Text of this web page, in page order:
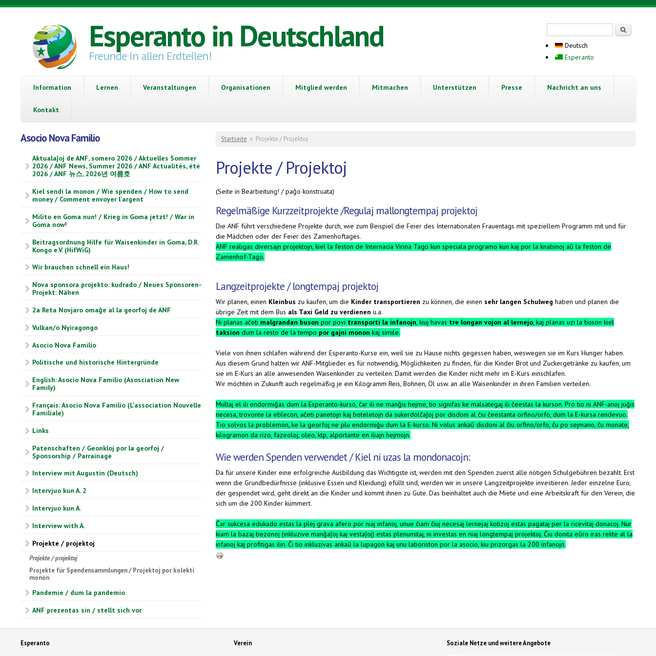
Direkt zum Inhalt
Esperanto in Deutschland
Freunde in allen Erdteilen!
Deutsch
Esperanto
Information Lernen Veranstaltungen Organisationen Mitglied werden Mitmachen Unterstützen Presse Nachricht an uns
Kontakt
Asocio Nova Familio
Aktualaĵoj de ANF, somero 2026 / Aktuelles Sommer
2026 / ANF News, Summer 2026 / ANF Actualités, été
2026 / ANF 뉴스, 2026년 여름호
Kiel sendi la monon / Wie spenden / How to send
money / Comment envoyer l'argent
Milito en Goma nun! / Krieg in Goma jetzt! / War in
Goma now!
Beitragsordnung Hilfe für Waisenkinder in Goma, D.R.
Kongo e.V. (HifWiG)
Wir brauchen schnell ein Haus!
Nova sponsora projekto: kudrado / Neues Sponsoren-
Projekt: Nähen
2a Reta Novjaro omaĝe al la georfoj de ANF
Vulkan/o Nyiragongo
Asocio Nova Familio
Politische und historische Hintergründe
English: Asocio Nova Familio (Asosciation New
Family)
Français: Asocio Nova Familio (L'association Nouvelle
Familiale)
Links
Patenschaften / Geonkloj por la georfoj /
Sponsorship / Parrainage
Interview mit Augustin (Deutsch)
Intervjuo kun A. 2
Intervjuo kun A.
Interview with A.
Projekte / projektoj
Projekte / projektoj
Projekte für Spendensammlungen / Projektoj por kolekti
monon
Pandemie / dum la pandemio
ANF prezentas sin / stellt sich vor
Sie sind hier
Startseite » Projekte / Projektoj
Projekte / Projektoj
(Seite in Bearbeitung! / paĝo konstruata)
Regelmäßige Kurzzeitprojekte /Regulaj mallongtempaj projektoj
Die ANF führt verschiedene Projekte durch, wie zum Beispiel die Feier des Internationalen Frauentags mit speziellem Programm mit und für
die Mädchen oder der Feier des Zamenhoftages.
ANF ​​realigas diversajn projektojn, kiel la feston de Internacia Virina Tago kun speciala programo kun kaj por la knabinoj aŭ la feston de
Zamenhof-Tago.
Langzeitprojekte / longtempaj projektoj
Wir planen, einen Kleinbus zu kaufen, um die Kinder transportieren zu können, die einen sehr langen Schulweg haben und planen die
übrige Zeit mit dem Bus als Taxi Geld zu verdienen u.a.
Ni planas aĉeti malgrandan buson por povi transporti la infanojn, kiuj havas tre longan vojon al lernejo, kaj planas uzi la buson kiel
taksion dum la resto de la tempo por gajni monon kaj simile.
Viele von ihnen schlafen während der Esperanto-Kurse ein, weil sie zu Hause nichts gegessen haben, weswegen sie im Kurs Hunger haben.
Aus diesem Grund halten wir ANF-Mitglieder es für notwendig, Möglichkeiten zu finden, für die Kinder Brot und Zuckergetränke zu kaufen, um
sie im E-Kurs an alle anwesenden Waisenkinder zu verteilen. Damit werden die Kinder nicht mehr im E-Kurs einschlafen.
Wir möchten in Zukunft auch regelmäßig je ein Kilogramm Reis, Bohnen, Öl usw. an alle Waisenkinder in ihren Familien verteilen.
Multaj el ili endormiĝas dum la Esperanto-kurso, ĉar ili ne manĝis hejme, tio signifas ke malsategaj ili ĉeestas la kurson. Pro tio ni ANF-anoj juĝis
necesa, trovonte la eblecon, aĉeti panetojn kaj boteletojn da sukerdolĉaĵoj por disdoni al ĉiu ĉeestanta orfino/orfo, dum la E-kursa rendevuo.
Tio solvos la problemon, ke la georfoj ne plu endormiĝu dum la E-kurso. Ni volus ankaŭ disdoni al ĉiu orfino/orfo, ĉu po sejmano, ĉu monate,
kilogramon da rizo, fazeoloj, oleo, ktp, alportante en iliajn hejmojn.
Wie werden Spenden verwendet / Kiel ni uzas la mondonacojn:
Da für unsere Kinder eine erfolgreiche Ausbildung das Wichtigste ist, werden mit den Spenden zuerst alle nötigen Schulgebühren bezahlt. Erst
wenn die Grundbedürfnisse (inklusive Essen und Kleidung) efüllt sind, werden wir in unsere Langzeitprojekte investieren. Jeder einzelne Euro,
der gespendet wird, geht direkt an die Kinder und kommt ihnen zu Gute. Das beinhaltet auch die Miete und eine Arbeitskraft für den Verein, die
sich um die 200 Kinder kümmert.
Ĉar sukcesa edukado estas la plej grava afero por niaj infanoj, unue ĉiam ĉiuj necesaj lernejaj kotizoj estas pagataj per la ricevitaj donacoj. Nur
kiam la bazaj bezonoj (inkluzive manĝaĵoj kaj vestaĵoj) estas plenumitaj, ni investas en niaj longtempaj projektoj. Ĉiu donita eŭro iras rekte al la
infanoj kaj profitigas ilin. Ĉi tio inkluzivas ankaŭ la lupagon kaj unu laboriston por la asocio, kiu prizorgas la 200 infanojn.
Esperanto Verein Soziale Netze und weitere Angebote